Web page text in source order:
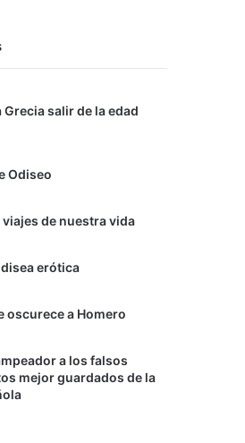
Grecia salir de la edad
Odiseo
viajes de nuestra vida
erótica
oscurece a Homero
a los falsos
mejor guardados de la